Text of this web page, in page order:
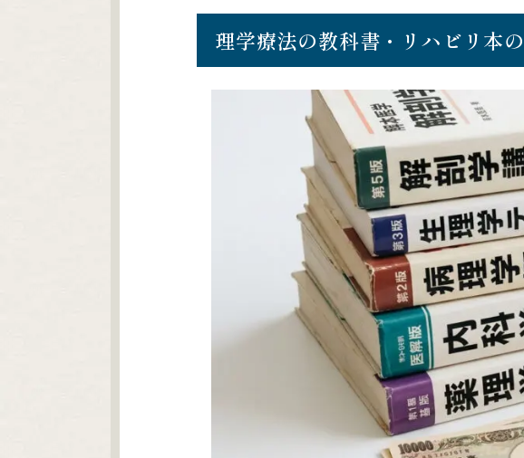
理学療法の教科書・リハビリ本